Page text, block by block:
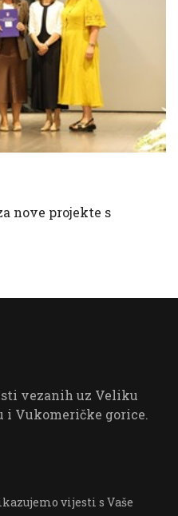
nove projekte s
vezanih uz Veliku
i Vukomeričke gorice.
vijesti s Vaše